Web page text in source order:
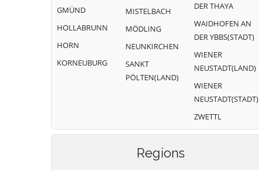
GMÜND
HOLLABRUNN
HORN
KORNEUBURG
MISTELBACH
MÖDLING
NEUNKIRCHEN
SANKT
PÖLTEN(LAND)
DER THAYA
WAIDHOFEN AN
DER YBBS(STADT)
WIENER
NEUSTADT(LAND)
WIENER
NEUSTADT(STADT)
ZWETTL
Regions